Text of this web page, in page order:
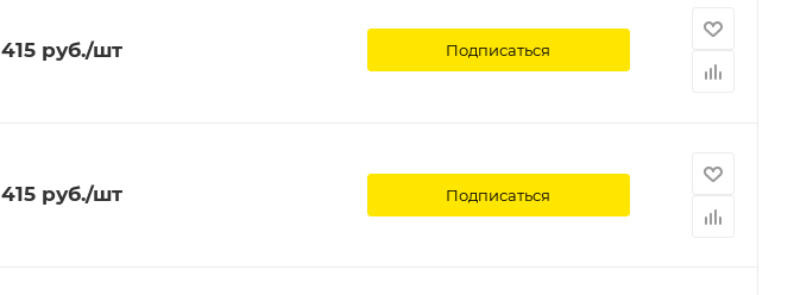
415руб./шт Подписаться
415руб./шт Подписаться